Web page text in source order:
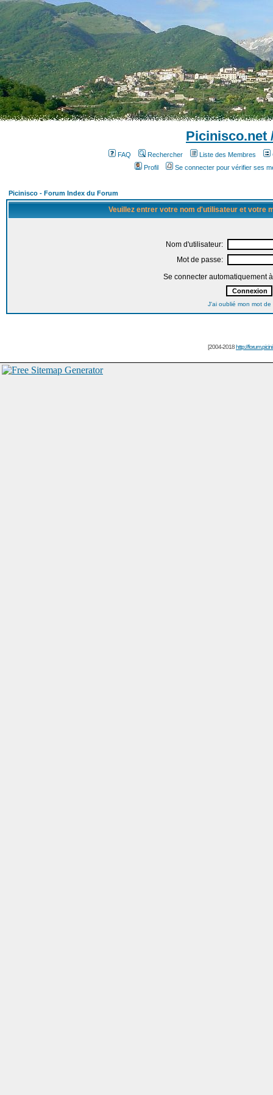
Picinisco.net
FAQ Rechercher Liste des Membres
Profil
Se connecter pour vérifier ses
Picinisco - Forum Index du Forum
Veuillez entrer votre nom d'utilisateur et votre
Nom d'utilisateur:
Mot de passe:
Se connecter automatiquement
J'ai oublié mon mot de
[2004-2018http://